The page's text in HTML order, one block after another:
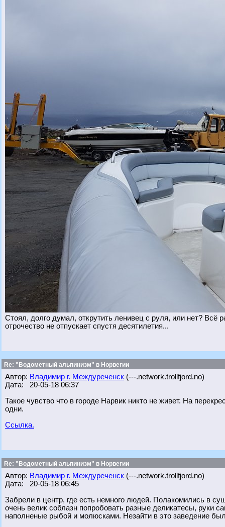
Стоял, долго думал, открутить ленивец с руля, или нет?
отрочество не отпускает спустя десятилетия...
Re: "Водометный альпинизм" в Норвегии
Автор: Владимир г. Междуреченск (---.network.trollfjord.no)
Дата: 20-05-18 06:37
Такое чувство что в городе Нарвик никто не живет. На
одни.
Ссылка.
Re: "Водометный альпинизм" в Норвегии
Автор: Владимир г. Междуреченск (---.network.trollfjord.no)
Дата: 20-05-18 06:45
Забрели в центр, где есть немного людей. Полакомились в
очень велик соблазн попробовать разные деликатесы, руки
наполненые рыбой и молюсками. Незайти в это заведение